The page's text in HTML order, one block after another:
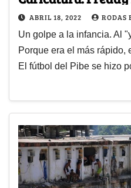
ABRIL 18, 2022 RODAS
Un golpe a la infancia. Al
Porque era el más rápido,
El fútbol del Pibe se hizo